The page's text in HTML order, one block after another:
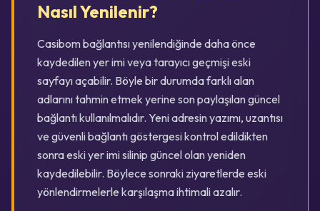
Nasıl Yenilenir?
Casibom bağlantısı yenilendiğinde daha önce
kaydedilen yer imi veya tarayıcı geçmişi eski
sayfayı açabilir. Böyle bir durumda farklı alan
adlarını tahmin etmek yerine son paylaşılan güncel
bağlantı kullanılmalıdır. Yeni adresin yazımı, uzantısı
ve güvenli bağlantı göstergesi kontrol edildikten
sonra eski yer imi silinip güncel olan yeniden
kaydedilebilir. Böylece sonraki ziyaretlerde eski
yönlendirmelerle karşılaşma ihtimali azalır.